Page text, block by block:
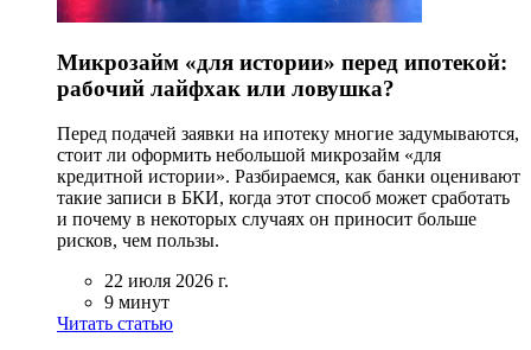
Микрозайм «для истории» перед ипотекой:
рабочий лайфхак или ловушка?
Перед подачей заявки на ипотеку многие задумываются,
стоит ли оформить небольшой микрозайм «для
кредитной истории». Разбираемся, как банки оценивают
такие записи в БКИ, когда этот способ может сработать
и почему в некоторых случаях он приносит больше
рисков, чем пользы.
22 июля 2026 г.
9 минут
Читать статью